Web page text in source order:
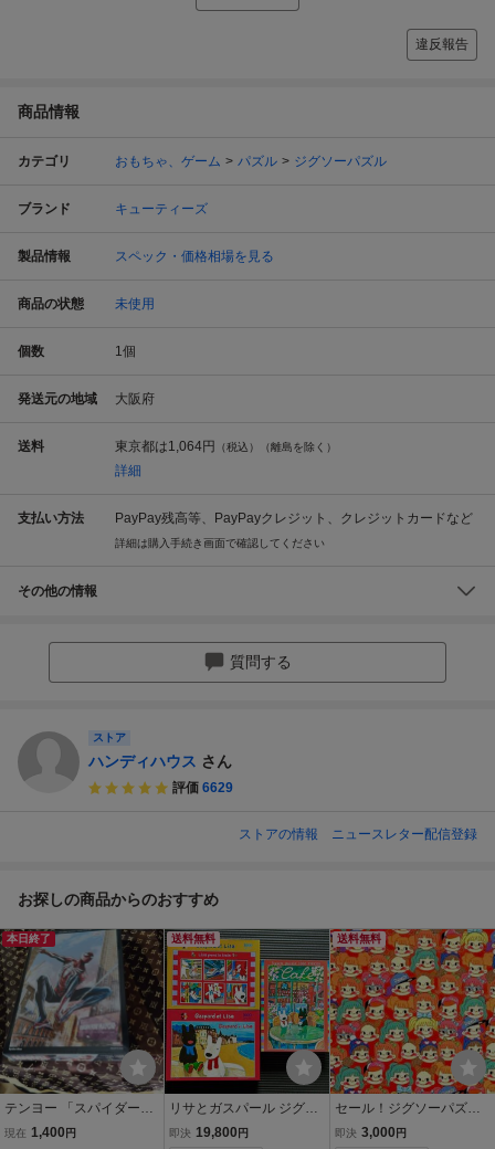
違反報告
商品情報
カテゴリ おもちゃ、ゲーム パズル ジグソーパズル
ブランド キューティーズ
製品情報 スペック・価格相場を見る
商品の状態 未使用
個数 1個
発送元の地域 大阪府
送料 東京都は1,064円 （税込）（離島を除く）
詳細
支払い方法 PayPay残高等、PayPayクレジット、クレジットカードなど
詳細は購入手続き画面で確認してください
その他の情報
質問する
ストア
ハンディハウス さん
評価 6629
ストアの情報 ニュースレター配信登録
お探しの商品からのおすすめ
本日終了
テンヨー 「スパイダーマ
ン」1000ピースジグソー
現在 1,400 円
送料無料
リサとガスパール ジグソ
ーパズル 1000ピース 3点
即決 19,800 円
送料無料
セール！ジグソーパズ
ル 1000ピース レア
即決 3,000 円